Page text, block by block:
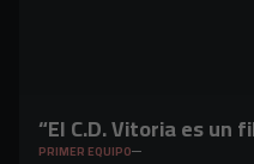
“El C.D. Vitoria es un
PRIMER EQUIPO